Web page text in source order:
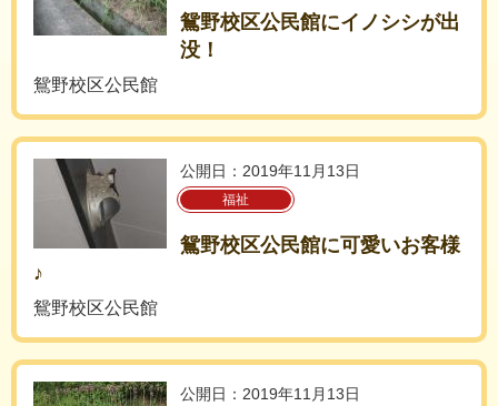
鴛野校区公民館にイノシシが出
没！
鴛野校区公民館
公開日：2019年11月13日
福祉
鴛野校区公民館に可愛いお客様
♪
鴛野校区公民館
公開日：2019年11月13日